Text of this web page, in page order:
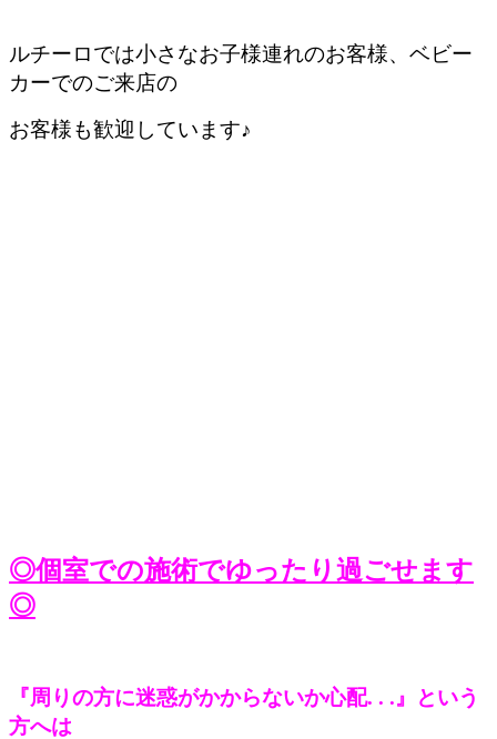
ルチーロでは小さなお子様連れのお客様、ベビー
カーでのご来店の
お客様も歓迎しています♪
◎個室での施術でゆったり過ごせます
◎
『周りの方に迷惑がかからないか心配. . .』という
方へは